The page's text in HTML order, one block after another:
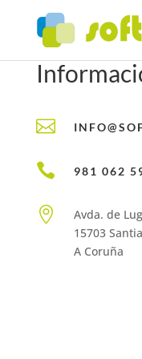

 981 062

Avda. de
15703
A Coruña